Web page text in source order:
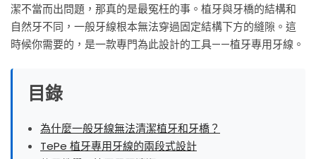
麼
用？
潔不當而出問題，那真的是最冤枉的事。植牙與牙橋的結構和
自然牙不同，一般牙線根本無法穿過固定結構下方的縫隙。這
時候你需要的，是一款專門為此設計的工具——植牙專用牙線。
目錄
為什麼一般牙線無法清潔植牙和牙橋？
TePe 植牙專用牙線的兩段式設計